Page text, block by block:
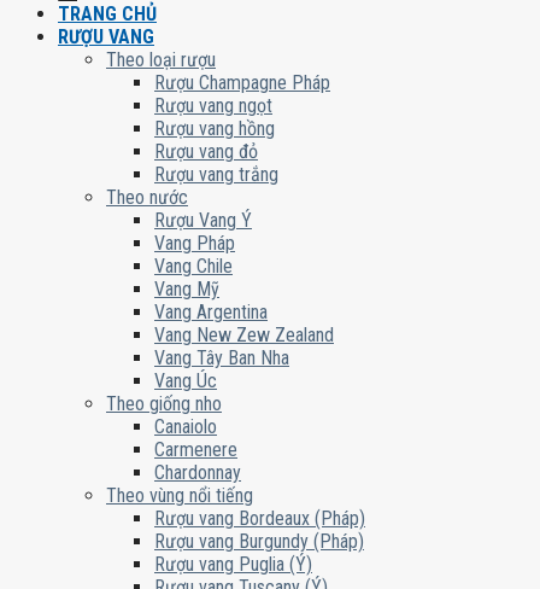
TRANG CHỦ
RƯỢU VANG
Theo loại rượu
Rượu Champagne Pháp
Rượu vang ngọt
Rượu vang hồng
Rượu vang đỏ
Rượu vang trắng
Theo nước
Rượu Vang Ý
Vang Pháp
Vang Chile
Vang Mỹ
Vang Argentina
Vang New Zew Zealand
Vang Tây Ban Nha
Vang Úc
Theo giống nho
Canaiolo
Carmenere
Chardonnay
Theo vùng nổi tiếng
Rượu vang Bordeaux (Pháp)
Rượu vang Burgundy (Pháp)
Rượu vang Puglia (Ý)